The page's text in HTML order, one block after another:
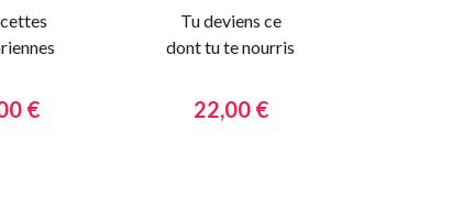
votre
€
Tu deviens ce
dont tu te nourris
22,00 €